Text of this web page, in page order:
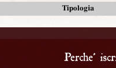
Tipologia